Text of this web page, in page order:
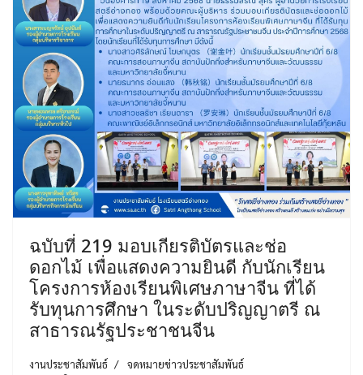
ฉบับที่ 219 มอบเกียรติบัตรและช่อ
ดอกไม้ เพื่อแสดงความยินดี กับนักเรียน
โครงการห้องเรียนพิเศษภาษาจีน ที่ได้
รับทุนการศึกษา ในระดับปริญญาตรี ณ
สาธารณรัฐประชาชนจีน
งานประชาสัมพันธ์
จดหมายข่าวประชาสัมพันธ์